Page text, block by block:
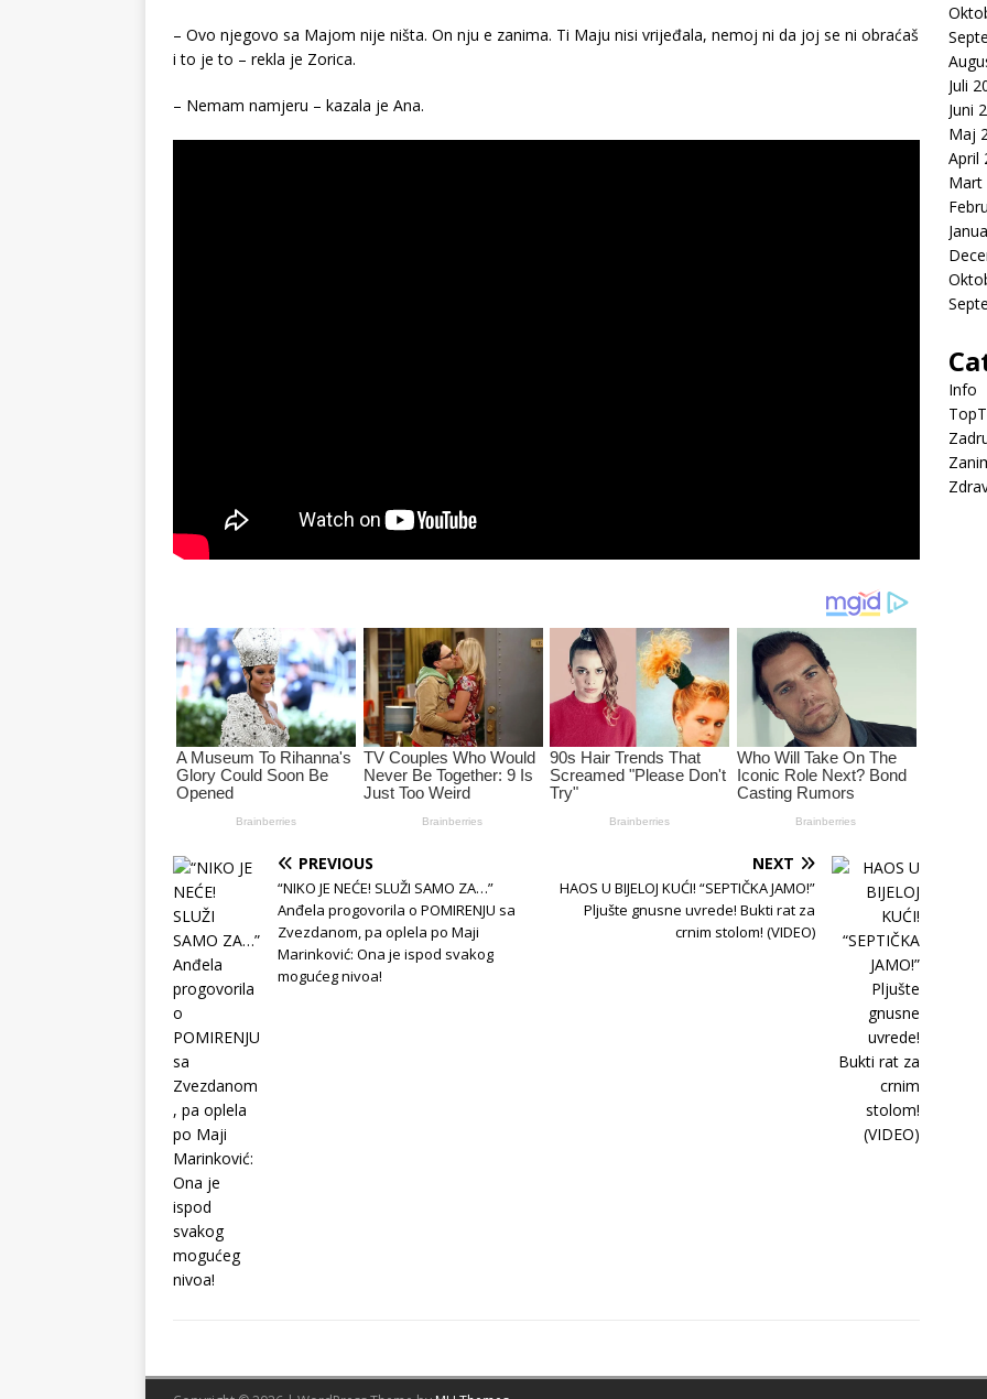
– Ovo njegovo sa Majom nije ništa. On nju e zanima. Ti Maju nisi vrijeđala, nemoj ni da joj se ni obraćaš
i to je to – rekla je Zorica.
– Nemam namjeru – kazala je Ana.
PREVIOUS
“NIKO JE NEĆE! SLUŽI SAMO ZA…”
Anđela progovorila o POMIRENJU sa
Zvezdanom, pa oplela po Maji
Marinković: Ona je ispod svakog
mogućeg nivoa!
NEXT
HAOS U BIJELOJ KUĆI! “SEPTIČKA JAMO!”
Pljušte gnusne uvrede! Bukti rat za
crnim stolom! (VIDEO)
Juli
Juni
Maj
April
Mart
Info